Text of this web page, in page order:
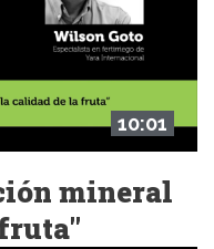
10:01
mineral